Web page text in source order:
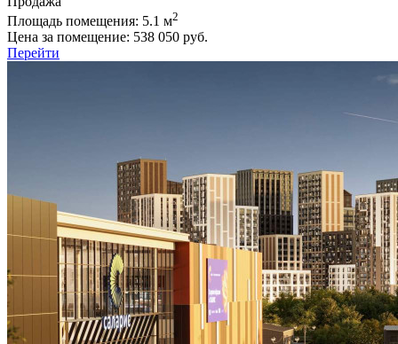
Площадь помещения: 5.1 м2
Цена за помещение: 538 050 руб.
Перейти